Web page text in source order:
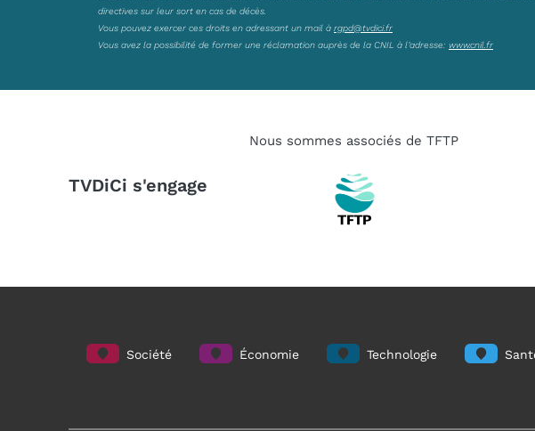
directives sur leur sort en cas de décès.
Vous pouvez exercer ces droits en adressant un mail à rgpd@tvdici.fr
Vous avez la possibilité de former une réclamation auprès de la CNIL à l’adresse: www.cnil.fr
TVDiCi s'engage
Nous sommes associés de TFTP
Société Économie Technologie